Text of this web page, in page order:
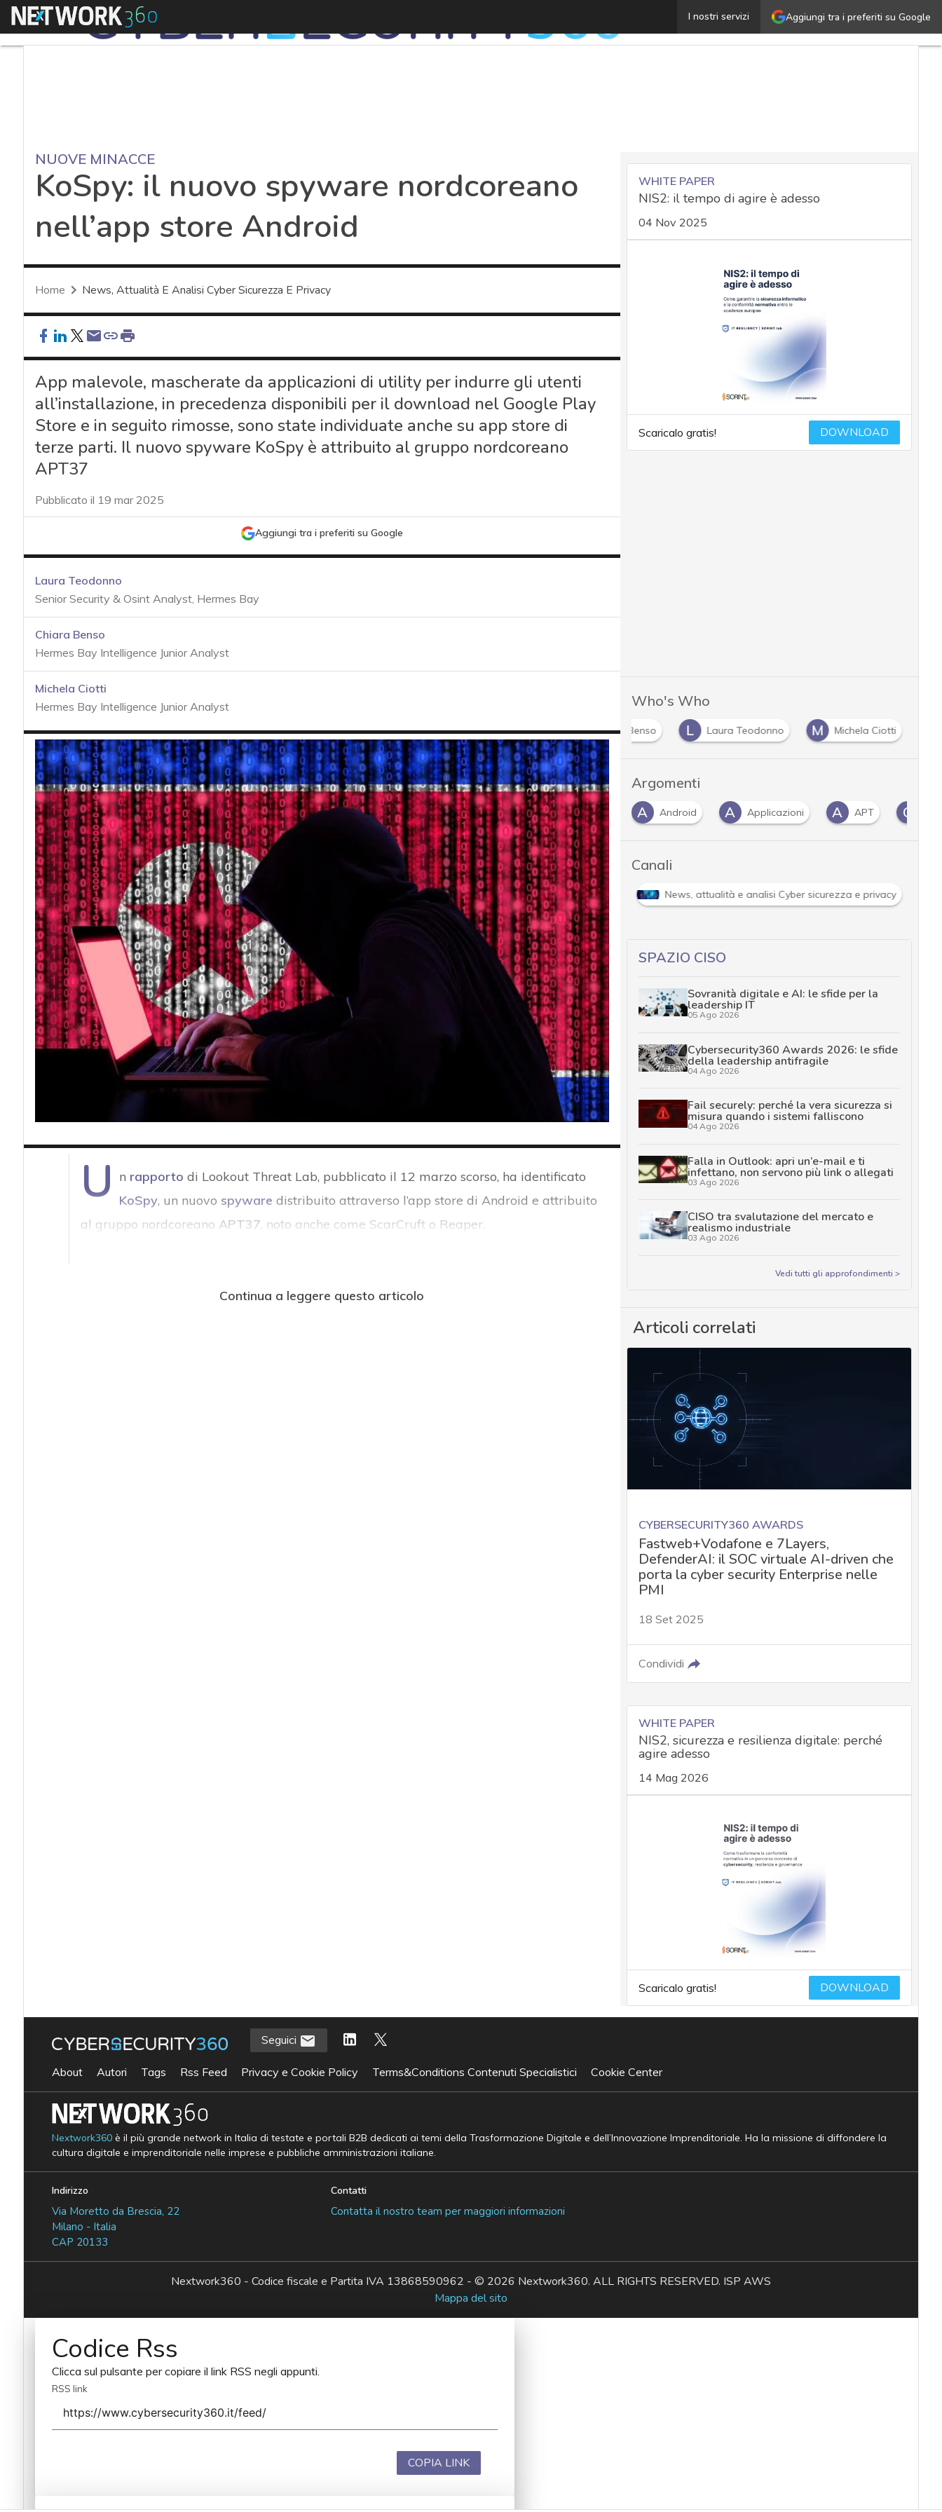
Aggiungi tra i preferiti su Google
I nostri servizi
Menu KoSpy: il nuovo spyware nordcoreano nell’app store
NUOVE MINACCE
KoSpy: il nuovo spyware nordcoreano
nell’app store Android
Home News, Attualità E Analisi Cyber Sicurezza E Privacy
App malevole, mascherate da applicazioni di utility per indurre gli utenti
all’installazione, in precedenza disponibili per il download nel Google Play
Store e in seguito rimosse, sono state individuate anche su app store di
terze parti. Il nuovo spyware KoSpy è attribuito al gruppo nordcoreano
APT37
Pubblicato il 19 mar 2025
Aggiungi tra i preferiti su Google
Laura Teodonno
Senior Security & Osint Analyst, Hermes Bay
Chiara Benso
Hermes Bay Intelligence Junior Analyst
Michela Ciotti
Hermes Bay Intelligence Junior Analyst
U n rapporto di Lookout Threat Lab, pubblicato il 12 marzo scorso, ha identificato
KoSpy, un nuovo spyware distribuito attraverso l’app store di Android e attribuito
al gruppo nordcoreano APT37, noto anche come ScarCruft o Reaper.
Continua a leggere questo articolo
WHITE PAPER
NIS2: il tempo di agire è adesso
04 Nov 2025
Scaricalo gratis! DOWNLOAD
Who's Who
C
Chiara Benso L Laura Teodonno M Michela Ciotti
Argomenti
A
AES A Android A Applicazioni A APT C
Canali
Attacchi hacker e Malware: le ultime news in tempo reale e gli approfondimenti News, attualità e analisi Cyber sicurezza e privacy
SPAZIO CISO
Sovranità digitale e AI: le sfide per la
leadership IT
05 Ago 2026
Cybersecurity360 Awards 2026: le sfide
della leadership antifragile
04 Ago 2026
Fail securely: perché la vera sicurezza si
misura quando i sistemi falliscono
04 Ago 2026
Falla in Outlook: apri un’e-mail e ti
infettano, non servono più link o allegati
03 Ago 2026
CISO tra svalutazione del mercato e
realismo industriale
03 Ago 2026
Vedi tutti gli approfondimenti >
Articoli correlati
CYBERSECURITY360 AWARDS
Fastweb+Vodafone e 7Layers,
DefenderAI: il SOC virtuale AI-driven che
porta la cyber security Enterprise nelle
PMI
18 Set 2025
Condividi
WHITE PAPER
NIS2, sicurezza e resilienza digitale: perché
agire adesso
14 Mag 2026
Scaricalo gratis! DOWNLOAD
Seguici
About Autori Tags Rss Feed Privacy e Cookie Policy Terms&Conditions Contenuti Specialistici Cookie Center
Nextwork360è il più grande network in Italia di testate e portali B2B dedicati ai temi della Trasformazione Digitale e dell’Innovazione Imprenditoriale. Ha la missione di diffondere la
cultura digitale e imprenditoriale nelle imprese e pubbliche amministrazioni italiane.
Indirizzo
Via Moretto da Brescia, 22
Milano - Italia
CAP 20133
Contatti
Contatta il nostro team per maggiori informazioni
Nextwork360 - Codice fiscale e Partita IVA 13868590962 - © 2026 Nextwork360. ALL RIGHTS RESERVED. ISP AWS
Mappa del sito
Codice Rss
Clicca sul pulsante per copiare il link RSS negli appunti.
RSS link
COPIA LINK